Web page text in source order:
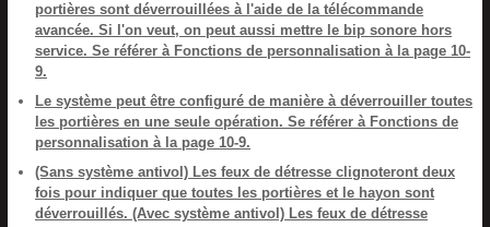
portières sont déverrouillées à l'aide de la télécommande
avancée. Si l'on veut, on peut aussi mettre le bip sonore hors
service. Se référer à Fonctions de personnalisation à la page 10-
9.
Le système peut être configuré de manière à déverrouiller toutes
les portières en une seule opération. Se référer à Fonctions de
personnalisation à la page 10-9.
(Sans système antivol) Les feux de détresse clignoteront deux
fois pour indiquer que toutes les portières et le hayon sont
déverrouillés. (Avec système antivol) Les feux de détresse